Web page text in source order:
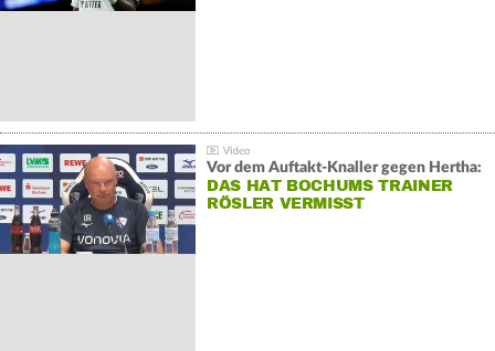
Vor dem Auftakt-Knaller gegen Hertha:
DAS HAT BOCHUMS TRAINER
RÖSLER VERMISST